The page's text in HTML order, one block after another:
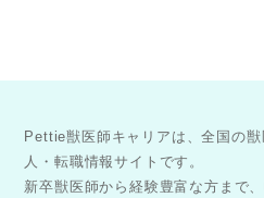
Pettie獣医師キャリアは、全国の
人・転職情報サイトです。
新卒獣医師から経験豊富な方まで